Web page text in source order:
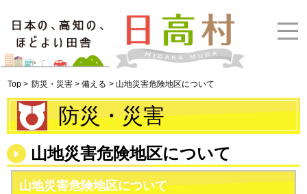
Top > 防災・災害 > 備える > 山地災害危険地区について
防災・災害
山地災害危険地区について
山地災害危険地区について